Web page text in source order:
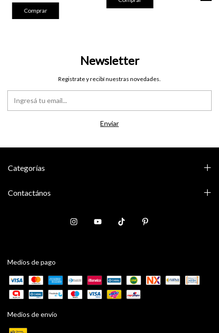
Comprar
Newsletter
Registrate y recibí nuestras novedades.
Categorías
Contactános
Medios de pago
Medios de envío